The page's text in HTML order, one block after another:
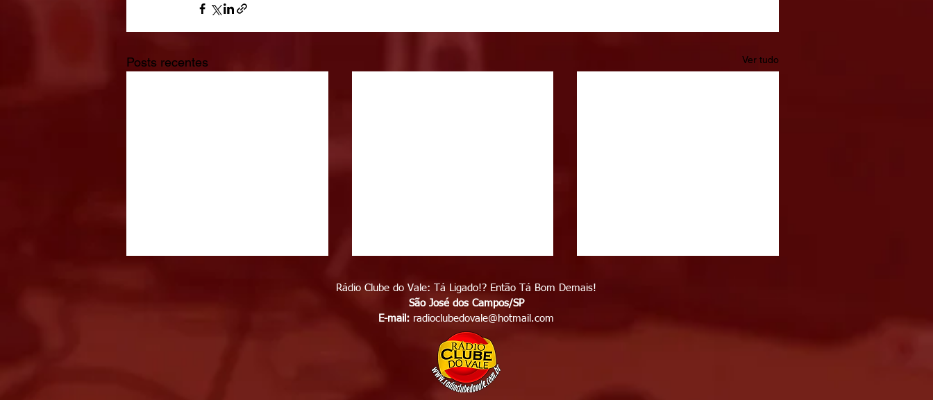
Posts recentes Ver tudo
Polícia apreende mais de 86
Rádio Clube do Vale: Tá Ligado!? Então Tá Bom Demais!
São José dos Campos/SP
E-mail: radioclubedovale@hotmail.com